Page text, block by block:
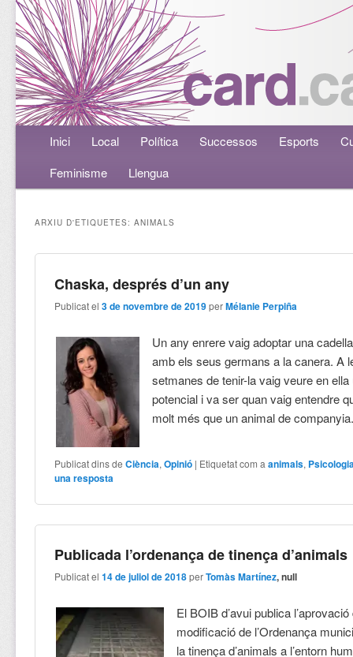
Menú principalAneu al contingut principal
Aneu al contingut secundari
Inici Local Política Successos Esports
Feminisme
Llengua
ARXIU D'ETIQUETES:ANIMALS
Chaska, després d’un any
Publicat el3 de novembre de 2019 perMélanie Perpiña
Un any enrere vaig adoptar una
amb els seus germans a la canera. A
setmanes de tenir-la vaig veure en ella
potencial i va ser quan vaig entendre
molt més que un animal de
Publicat dins de Ciència,Opinió | Etiquetat com a animals,
una resposta
Publicada l’ordenança de tinença d’animals
Publicat el14 de juliol de 2018 perTomàs Martínez, null
El BOIB d’avui publica
modificació de l’Ordenança
la tinença d’animals a l’entorn